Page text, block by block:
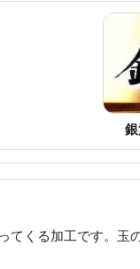
てくる加工です。